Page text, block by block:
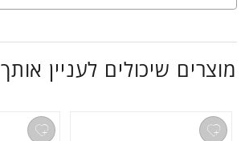
מוצרים שיכולים לעניין אותך